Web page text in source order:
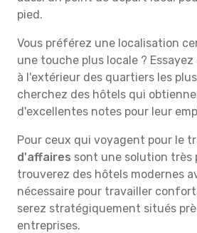
pied.
Vous préférez une localisation
une touche plus locale ?
à l'extérieur des quartiers les
cherchez des hôtels qui
d'excellentes notes pour leur
Pour ceux qui voyagent pour le
d'affaires sont une solution très
trouverez des hôtels modernes
nécessaire pour travailler
serez stratégiquement situés
entreprises.